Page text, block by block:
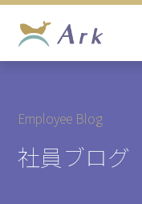
Employee Blog
社員ブログ